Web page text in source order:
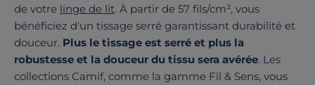
de votre linge de lit. À partir de 57 fils/cm², vous
bénéficiez d'un tissage serré garantissant durabilité et
douceur. Plus le tissage est serré et plus la
robustesse et la douceur du tissu sera avérée. Les
collections Camif, comme la gamme Fil & Sens, vous